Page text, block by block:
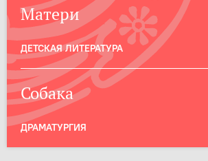
Матери
ДЕТСКАЯ ЛИТЕРАТУРА
Собака
ДРАМАТУРГИЯ